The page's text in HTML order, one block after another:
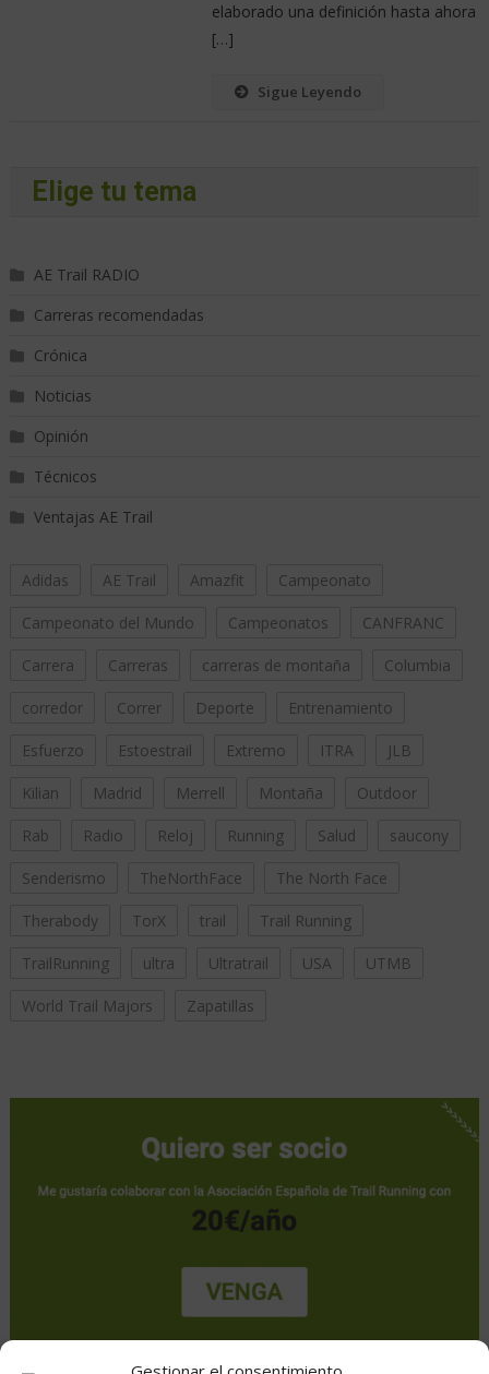
elaborado una definición hasta ahora
[…]
Sigue Leyendo
Elige tu tema
AE Trail RADIO
Carreras recomendadas
Crónica
Noticias
Opinión
Técnicos
Ventajas AE Trail
Adidas AE Trail Amazfit Campeonato
Campeonato del Mundo Campeonatos CANFRANC
Carrera Carreras carreras de montaña Columbia
corredor Correr Deporte Entrenamiento
Esfuerzo Estoestrail Extremo ITRA JLB
Kilian Madrid Merrell Montaña Outdoor
Rab Radio Reloj Running Salud saucony
Senderismo TheNorthFace The North Face
Therabody TorX trail Trail Running
TrailRunning ultra Ultratrail USA UTMB
World Trail Majors Zapatillas